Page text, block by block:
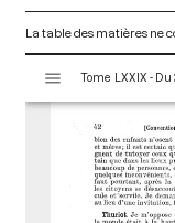
La table des matières ne
s